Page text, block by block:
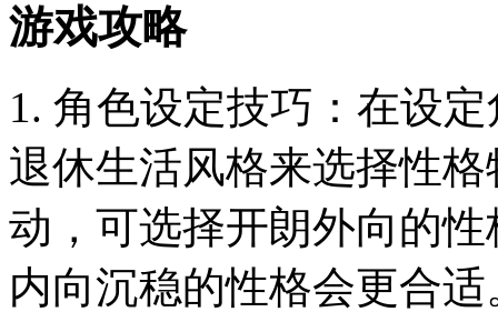
游戏攻略
1. 角色设定技巧：在设
退休生活风格来选择性
动，可选择开朗外向的
内向沉稳的性格会更合